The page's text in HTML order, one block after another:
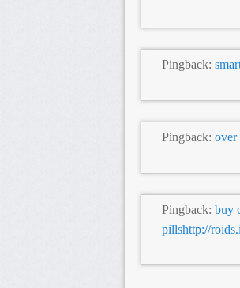
Pingback:
Pingback: over
Pingback: buy
pillshttp://